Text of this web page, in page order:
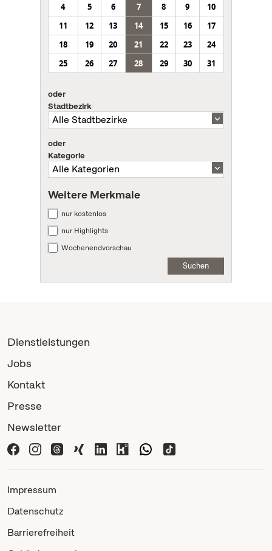
4
5 6 7 8 9
10
11
12 13 14 15 16
17
18
19 20 21 22 23
24
25
26 27 28 29 30 31
oder
Stadtbezirk
oder
Kategorie
Weitere Merkmale
nur kostenlos
nur Highlights
Wochenendvorschau
Suchen
Dienstleistungen
Jobs
Kontakt
Presse
Newsletter
Impressum
Datenschutz
Barrierefreiheit